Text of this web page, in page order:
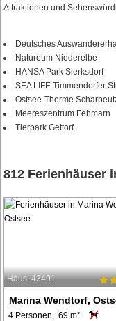
Attraktionen und
Deutsches
Natureum Niederelbe
HANSA Park Sierksdorf
SEA LIFE Timmendorfer
Ostsee-Therme
Meereszentrum Fehmarn
Tierpark Gettorf
812 Ferienhäuser
Haus: 43491
Marina Wendtorf,
4 Personen, 69 m²